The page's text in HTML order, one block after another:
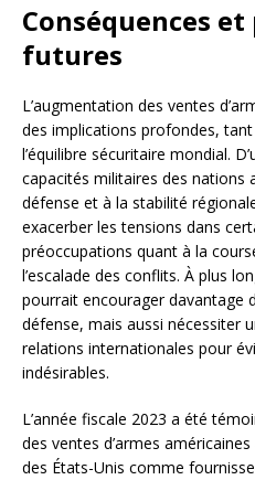
Conséquences
futures
L’augmentation des ventes
des implications profondes,
l’équilibre sécuritaire mondial.
capacités militaires des nations
défense et à la stabilité
exacerber les tensions dans
préoccupations quant à la
l’escalade des conflits. À plus
pourrait encourager davantage
défense, mais aussi nécessiter
relations internationales pour
indésirables.
L’année fiscale 2023 a été
des ventes d’armes
des États-Unis comme